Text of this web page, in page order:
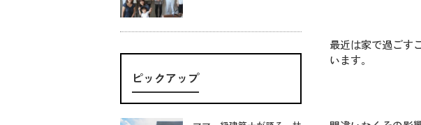
最近は家で過ごす
います。
ピックアップ